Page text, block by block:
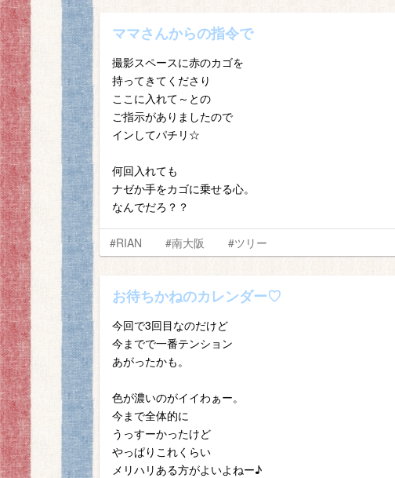
ママさんからの指令で
撮影スペースに赤のカゴを
持ってきてくださり
ここに入れて～との
ご指示がありましたので
インしてパチリ☆
何回入れても
ナゼか手をカゴに乗せる心。
なんでだろ？？
#RIAN #南大阪 #ツリー
お待ちかねのカレンダー♡
今回で3回目なのだけど
今までで一番テンション
あがったかも。
色が濃いのがイイわぁー。
今まで全体的に
うっすーかったけど
やっぱりこれくらい
メリハリある方がよいよねー♪